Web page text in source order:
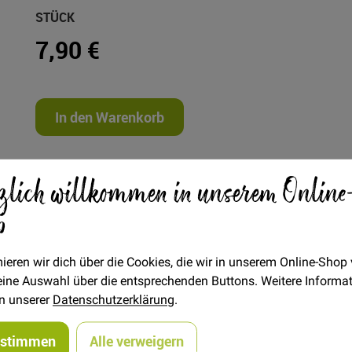
willkommen in unserem
wir dich über die Cookies, die wir in unserem Online-Shop
Auswahl über die entsprechenden Buttons. Weitere
unsererDatenschutzerklärung.
Alle verweigern
7,90 €
STÜCK
In den Warenkorb
zum Selbstdrucken
mit ihrem schmalen Schnitt und den cool